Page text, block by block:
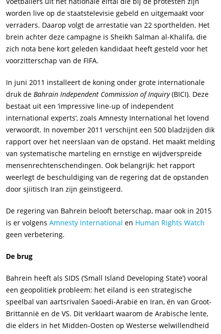
worden live op de staatstelevisie gebeld en uitgemaakt voor
verraders. Daarop volgt de arrestatie van 22 sporthelden. Het
brein achter deze campagne is Sheikh Salman al-Khalifa, die
zich nota bene kort geleden kandidaat heeft gesteld voor het
voorzitterschap van de FIFA.
In juni 2011 installeert de koning onder grote internationale
druk de Bahrain Independent Commission of Inquiry(BICI). Deze
bestaat uit een ‘impressive line-up of independent
international experts’, zoals Amnesty International het lovend
verwoordt. In november 2011 verschijnt een 500 bladzijden dik
rapport over het neerslaan van de opstand. Het maakt melding
van systematische marteling en ernstige en wijdverspreide
mensenrechtenschendingen. Ook belangrijk: het rapport
weerlegt de beschuldiging van de regering dat de opstanden
door sjiitisch Iran zijn geïnstigeerd.
De regering van Bahrein belooft beterschap, maar ook in 2015
is er volgens Amnesty International en Human Rights Watch
geen verbetering.
De brug
Bahrein heeft als SIDS (‘Small Island Developing State’) vooral
een geopolitiek probleem: het eiland is een strategische
speelbal van aartsrivalen Saoedi-Arabië en Iran, én van Groot-
Brittannië en de VS. Dit verklaart waarom de Arabische lente,
die elders in het Midden-Oosten op Westerse welwillendheid